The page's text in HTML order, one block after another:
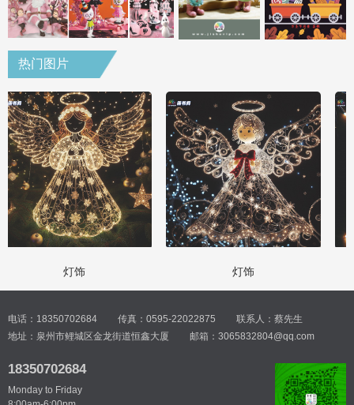
热门图片
灯饰 灯饰
电话：18350702684 传真：0595-22022875
联系人：蔡先生
地址：泉州市鲤城区金龙街道恒鑫大厦
邮箱：3065832804@qq.com
18350702684
Monday to Friday